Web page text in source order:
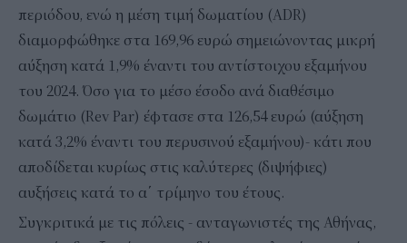
περιόδου, ενώ η μέση τιμή δωματίου (ADR)
διαμορφώθηκε στα 169,96 ευρώ σημειώνοντας μικρή
αύξηση κατά 1,9% έναντι του αντίστοιχου εξαμήνου
του 2024. Όσο για το μέσο έσοδο ανά διαθέσιμο
δωμάτιο (Rev Par) έφτασε στα 126,54 ευρώ (αύξηση
κατά 3,2% έναντι του περυσινού εξαμήνου)- κάτι που
αποδίδεται κυρίως στις καλύτερες (διψήφιες)
αυξήσεις κατά το α΄ τρίμηνο του έτους.
Συγκριτικά με τις πόλεις - ανταγωνιστές της Αθήνας,